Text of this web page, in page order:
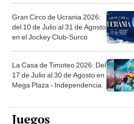
Gran Circo de Ucrania 2026:
del 10 de Julio al 31 de Agosto
en el Jockey Club-Surco
La Casa de Timoteo 2026: Del
17 de Julio al 30 de Agosto en
Mega Plaza - Independencia
Juegos